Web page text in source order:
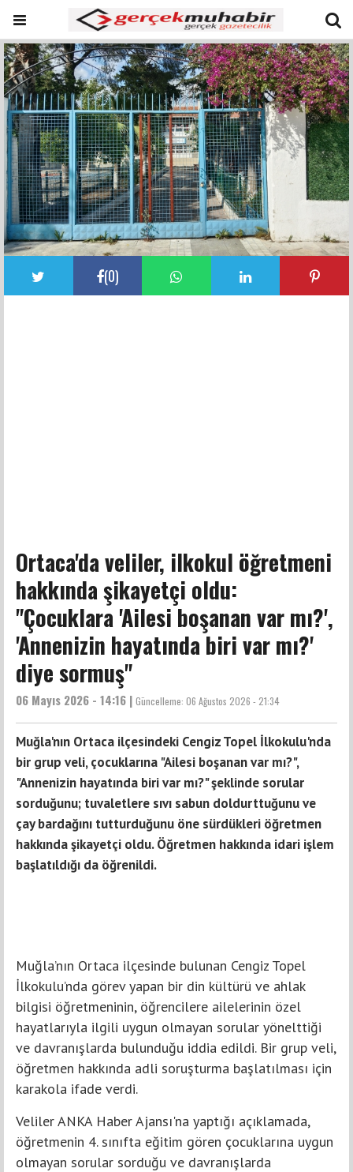
(0)
Ortaca'da veliler, ilkokul öğretmeni
hakkında şikayetçi oldu:
"Çocuklara 'Ailesi boşanan var mı?',
'Annenizin hayatında biri var mı?'
diye sormuş"
06 Mayıs 2026 - 14:16 | Güncelleme: 06 Ağustos 2026 - 21:34
Muğla'nın Ortaca ilçesindeki Cengiz Topel İlkokulu'nda
bir grup veli, çocuklarına "Ailesi boşanan var mı?",
"Annenizin hayatında biri var mı?" şeklinde sorular
sorduğunu; tuvaletlere sıvı sabun doldurttuğunu ve
çay bardağını tutturduğunu öne sürdükleri öğretmen
hakkında şikayetçi oldu. Öğretmen hakkında idari işlem
başlatıldığı da öğrenildi.
Muğla’nın Ortaca ilçesinde bulunan Cengiz Topel
İlkokulu’nda görev yapan bir din kültürü ve ahlak
bilgisi öğretmeninin, öğrencilere ailelerinin özel
hayatlarıyla ilgili uygun olmayan sorular yönelttiği
ve davranışlarda bulunduğu iddia edildi. Bir grup veli,
öğretmen hakkında adli soruşturma başlatılması için
karakola ifade verdi.
Veliler ANKA Haber Ajansı'na yaptığı açıklamada,
öğretmenin 4. sınıfta eğitim gören çocuklarına uygun
olmayan sorular sorduğu ve davranışlarda